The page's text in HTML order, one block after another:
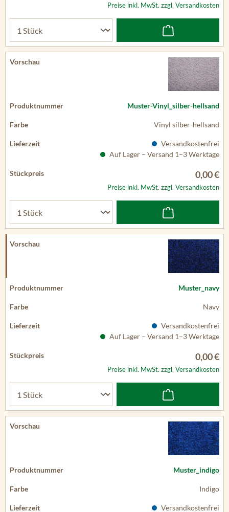
Preise inkl. MwSt. zzgl. Versandkosten
Muster-Vinyl_silber-hellsand
Vinyl silber-hellsand
Versandkostenfrei
Auf Lager – Versand 1–3 Werktage
0,00 €
Preise inkl. MwSt. zzgl. Versandkosten
Muster_navy
Navy
Versandkostenfrei
Auf Lager – Versand 1–3 Werktage
0,00 €
Preise inkl. MwSt. zzgl. Versandkosten
Muster_indigo
Indigo
Versandkostenfrei